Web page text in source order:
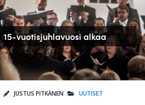
15-vuotisjuhlavuosi alkaa
JUSTUS PITKÄNEN UUTISET